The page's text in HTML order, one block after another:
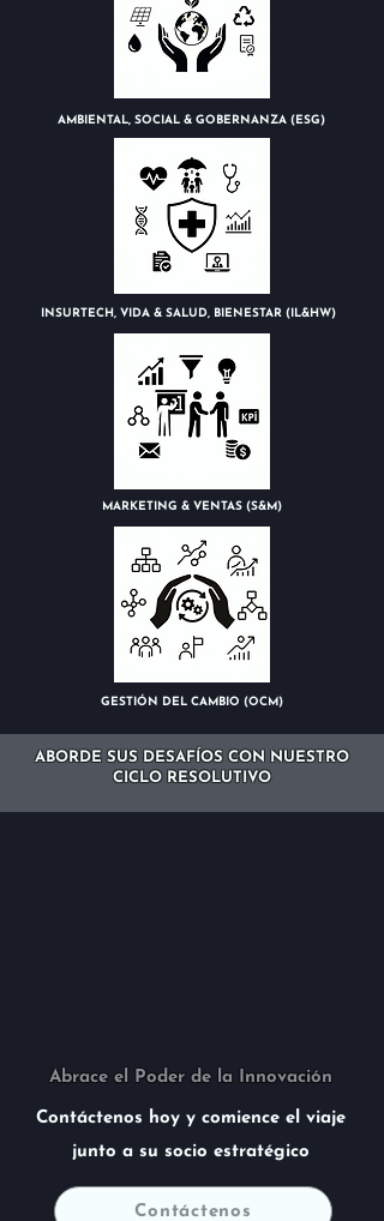
AMBIENTAL, SOCIAL & GOBERNANZA (ESG)
INSURTECH, VIDA & SALUD, BIENESTAR (IL&HW)
MARKETING & VENTAS (S&M)
GESTIÓN DEL CAMBIO (OCM)
ABORDE SUS DESAFÍOS CON NUESTRO
CICLO RESOLUTIVO
Abrace el Poder de la Innovación
Contáctenos hoy y comience el viaje
junto a su socio estratégico
Contáctenos